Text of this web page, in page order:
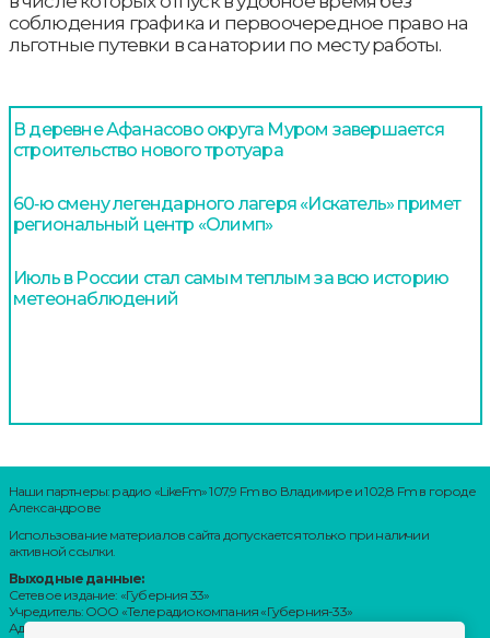
соблюдения графика и первоочередное право на
льготные путевки в санатории по месту работы.
В деревне Афанасово округа Муром завершается
строительство нового тротуара
60‑ю смену легендарного лагеря «Искатель» примет
региональный центр «Олимп»
Июль в России стал самым теплым за всю историю
метеонаблюдений
Наши партнеры: радио «LikeFm» 107,9 Fm во Владимире и 102,8 Fm в городе
Александрове
Использование материалов сайта допускается только при наличии
активной ссылки.
Выходные данные:
Сетевое издание: «Губерния 33»
Учредитель: ООО «Телерадиокомпания «Губерния-33»
Адрес: Воронцовский переулок, д.4.г. Владимир, 600000